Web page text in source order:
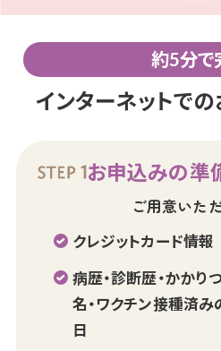
約5分で
インターネットで
お申込みの準
ご用意いた
クレジットカード情報
病歴・診断歴・かかり
名・ワクチン接種済
日